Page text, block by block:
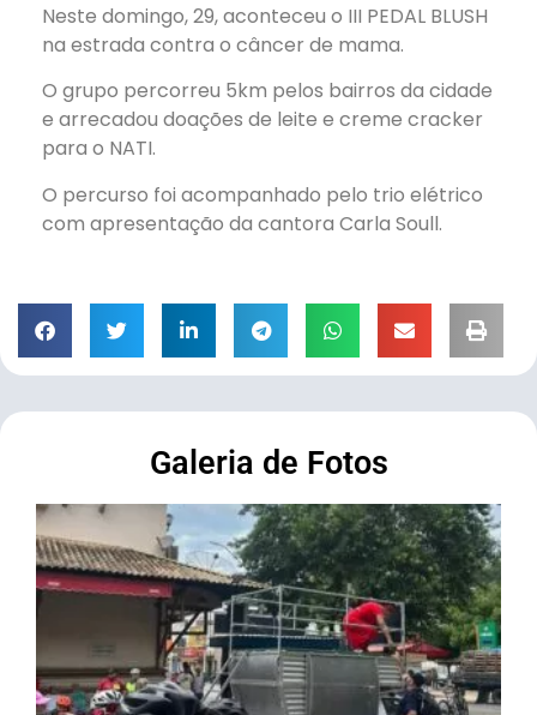
Neste domingo, 29, aconteceu o III PEDAL BLUSH
na estrada contra o câncer de mama.
O grupo percorreu 5km pelos bairros da cidade
e arrecadou doações de leite e creme cracker
para o NATI.
O percurso foi acompanhado pelo trio elétrico
com apresentação da cantora Carla Soull.
Galeria de Fotos